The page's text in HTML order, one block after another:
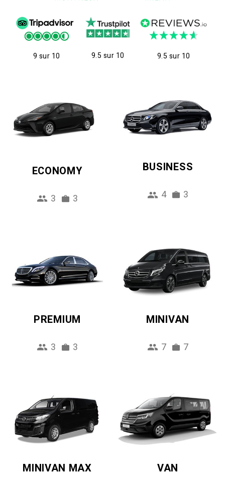
9 sur 10 9.5 sur 10 9.5 sur 10
ECONOMY
3 3
BUSINESS
4 3
PREMIUM
3 3
MINIVAN
7 7
MINIVAN MAX VAN